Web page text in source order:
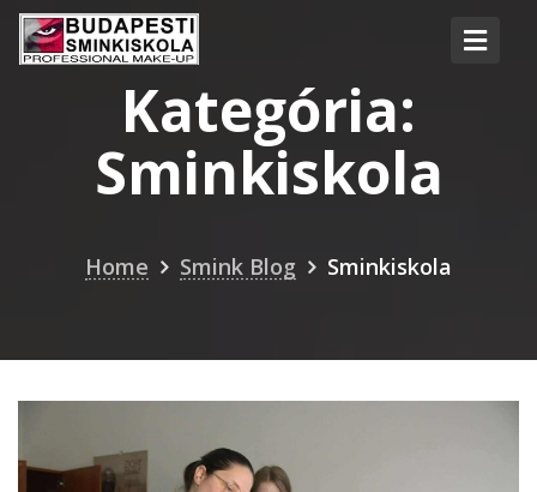
Kategória:
Sminkiskola
Home Smink Blog Sminkiskola